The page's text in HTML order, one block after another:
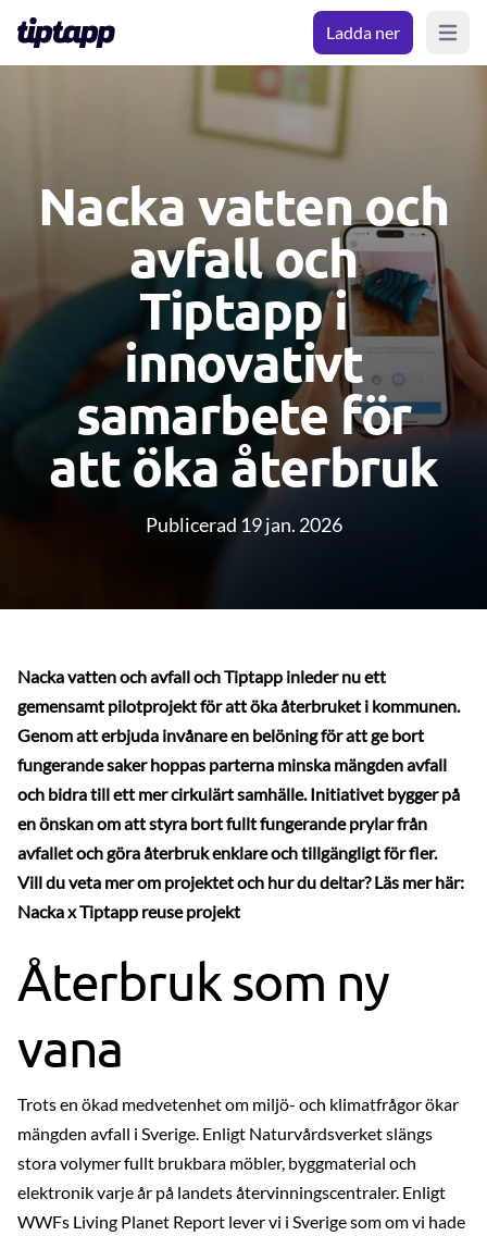
Ladda ner Open
Nacka vatten och
avfall och
Tiptapp i
innovativt
samarbete för
att öka återbruk
Publicerad 19 jan. 2026
Nacka vatten och avfall och Tiptapp inleder nu ett
gemensamt pilotprojektför att öka återbruket i kommunen.
Genom att erbjuda invånare en belöning för att ge bort
fungerande saker hoppas parterna minska mängden avfall
och bidra till ett mer cirkulärt samhälle. Initiativet bygger på
en önskan om att styra bort fullt fungerande prylar från
avfallet och göra återbruk enklare och tillgängligt för fler.
Vill du veta mer om projektet och hur du deltar? Läs mer här:
Nacka x Tiptapp reuse projekt
Återbruk som ny
vana
Trots en ökad medvetenhet om miljö- och klimatfrågor ökar
mängden avfall i Sverige. Enligt Naturvårdsverket slängs
stora volymer fullt brukbara möbler, byggmaterial och
elektronik varje år på landets återvinningscentraler. Enligt
WWFs Living Planet Report lever vi i Sverige som om vi hade